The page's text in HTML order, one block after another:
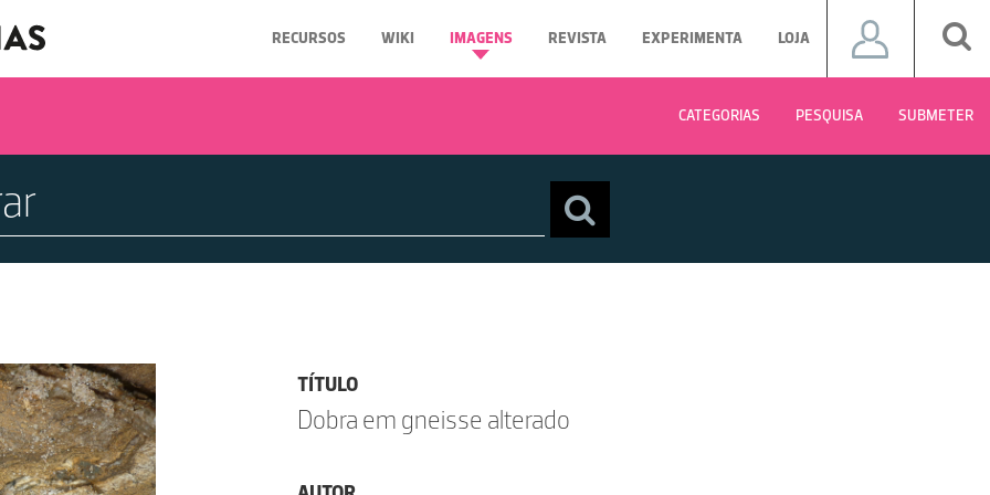
RECURSOS WIKI IMAGENS REVISTA EXPERIMENTA LOJA
CATEGORIAS PESQUISA SUBMETER
TÍTULO
Dobra em gneisse alterado